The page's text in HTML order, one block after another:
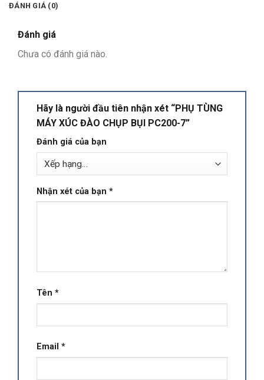
ĐÁNH GIÁ (0)
Đánh giá
Chưa có đánh giá nào.
Hãy là người đầu tiên nhận xét “PHỤ TÙNG
MÁY XÚC ĐÀO CHỤP BỤI PC200-7”
Đánh giá của bạn
Nhận xét của bạn *
Tên *
Email *